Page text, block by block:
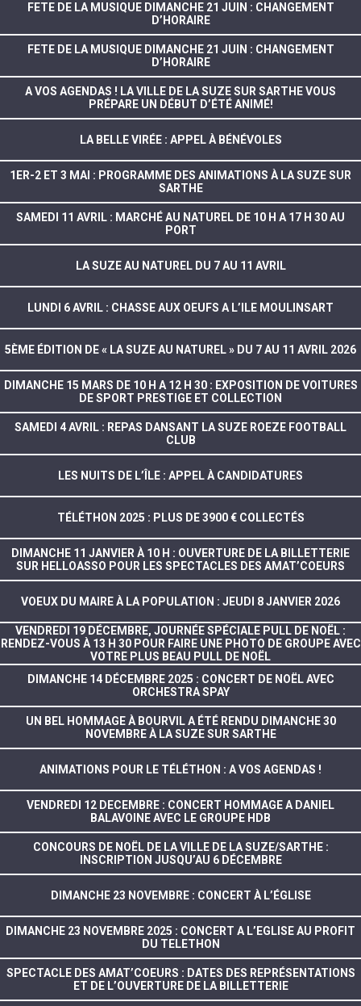
FETE DE LA MUSIQUE DIMANCHE 21 JUIN : CHANGEMENT
D’HORAIRE
FETE DE LA MUSIQUE DIMANCHE 21 JUIN : CHANGEMENT
D’HORAIRE
A VOS AGENDAS ! LA VILLE DE LA SUZE SUR SARTHE VOUS
PRÉPARE UN DÉBUT D’ÉTÉ ANIMÉ!
LA BELLE VIRÉE : APPEL À BÉNÉVOLES
1ER-2 ET 3 MAI : PROGRAMME DES ANIMATIONS À LA SUZE SUR
SARTHE
SAMEDI 11 AVRIL : MARCHÉ AU NATUREL DE 10 H A 17 H 30 AU
PORT
LA SUZE AU NATUREL DU 7 AU 11 AVRIL
LUNDI 6 AVRIL : CHASSE AUX OEUFS A L’ILE MOULINSART
5ÈME ÉDITION DE « LA SUZE AU NATUREL » DU 7 AU 11 AVRIL 2026
DIMANCHE 15 MARS DE 10 H A 12 H 30 : EXPOSITION DE VOITURES
DE SPORT PRESTIGE ET COLLECTION
SAMEDI 4 AVRIL : REPAS DANSANT LA SUZE ROEZE FOOTBALL
CLUB
LES NUITS DE L’ÎLE : APPEL À CANDIDATURES
TÉLÉTHON 2025 : PLUS DE 3900 € COLLECTÉS
DIMANCHE 11 JANVIER À 10 H : OUVERTURE DE LA BILLETTERIE
SUR HELLOASSO POUR LES SPECTACLES DES AMAT’COEURS
VOEUX DU MAIRE À LA POPULATION : JEUDI 8 JANVIER 2026
VENDREDI 19 DÉCEMBRE, JOURNÉE SPÉCIALE PULL DE NOËL :
RENDEZ-VOUS À 13 H 30 POUR FAIRE UNE PHOTO DE GROUPE AVEC
VOTRE PLUS BEAU PULL DE NOËL
DIMANCHE 14 DÉCEMBRE 2025 : CONCERT DE NOËL AVEC
ORCHESTRA SPAY
UN BEL HOMMAGE À BOURVIL A ÉTÉ RENDU DIMANCHE 30
NOVEMBRE À LA SUZE SUR SARTHE
ANIMATIONS POUR LE TÉLÉTHON : A VOS AGENDAS !
VENDREDI 12 DECEMBRE : CONCERT HOMMAGE A DANIEL
BALAVOINE AVEC LE GROUPE HDB
CONCOURS DE NOËL DE LA VILLE DE LA SUZE/SARTHE :
INSCRIPTION JUSQU’AU 6 DÉCEMBRE
DIMANCHE 23 NOVEMBRE : CONCERT À L’ÉGLISE
DIMANCHE 23 NOVEMBRE 2025 : CONCERT A L’EGLISE AU PROFIT
DU TELETHON
SPECTACLE DES AMAT’COEURS : DATES DES REPRÉSENTATIONS
ET DE L’OUVERTURE DE LA BILLETTERIE